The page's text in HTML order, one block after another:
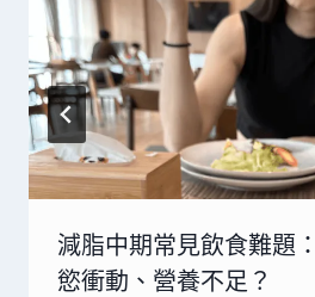
減脂中期常見飲食難題
慾衝動、營養不足？